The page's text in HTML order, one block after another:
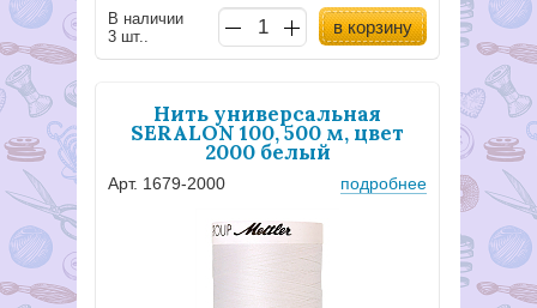
В наличии
3 шт..
в корзину
Нить универсальная
SERALON 100, 500 м, цвет
2000 белый
Арт. 1679-2000 подробнее